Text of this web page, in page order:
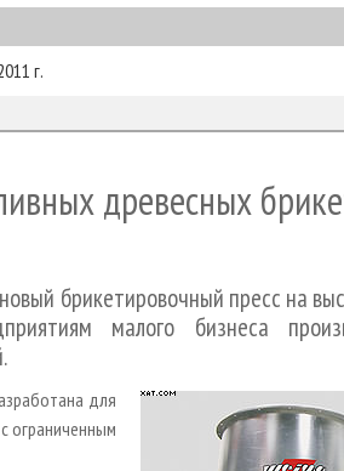
г.
древесных
брикетировочный пресс на
малого бизнеса
для
ограниченным